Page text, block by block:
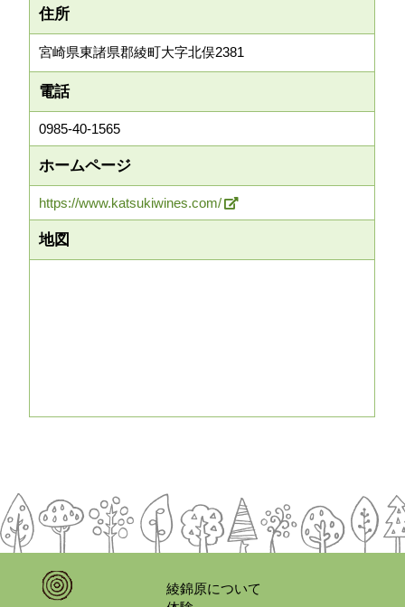
住所
宮崎県東諸県郡綾町大字北俣2381
電話
0985-40-1565
ホームページ
https://www.katsukiwines.com/
地図
綾錦原について